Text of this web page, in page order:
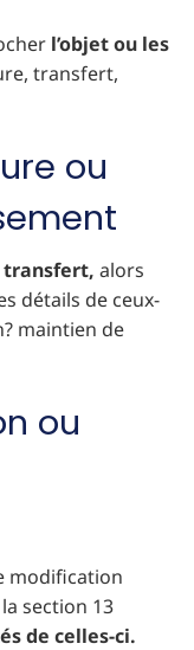
l’objet ou les
transfert,
ou
transfert, alors
détails de ceux-
maintien de
ou
modification
section 13
de celles-ci.